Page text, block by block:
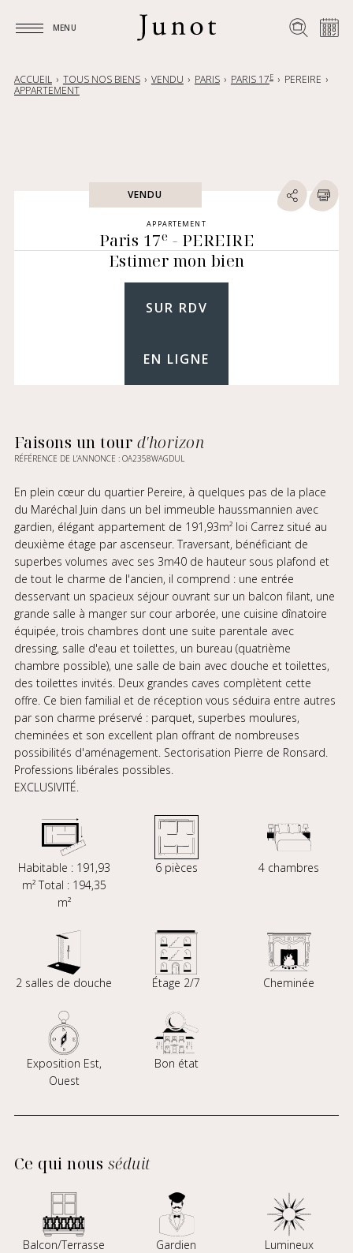
MENU
ACCUEIL TOUS NOS BIENS VENDU PARIS PARIS 17E
PEREIRE
APPARTEMENT
VENDU
APPARTEMENT
Paris 17e - PEREIRE
Estimer mon bien
SUR RDV
EN LIGNE
Faisons un tour d'horizon
RÉFÉRENCE DE L’ANNONCE : OA2358WAGDUL
En plein cœur du quartier Pereire, à quelques pas de la place
du Maréchal Juin dans un bel immeuble haussmannien avec
gardien, élégant appartement de 191,93m² loi Carrez situé au
deuxième étage par ascenseur. Traversant, bénéficiant de
superbes volumes avec ses 3m40 de hauteur sous plafond et
de tout le charme de l'ancien, il comprend : une entrée
desservant un spacieux séjour ouvrant sur un balcon filant, une
grande salle à manger sur cour arborée, une cuisine dînatoire
équipée, trois chambres dont une suite parentale avec
dressing, salle d'eau et toilettes, un bureau (quatrième
chambre possible), une salle de bain avec douche et toilettes,
des toilettes invités. Deux grandes caves complètent cette
offre. Ce bien familial et de réception vous séduira entre autres
par son charme préservé : parquet, superbes moulures,
cheminées et son excellent plan offrant de nombreuses
possibilités d'aménagement. Sectorisation Pierre de Ronsard.
Professions libérales possibles.
EXCLUSIVITÉ.
Habitable : 191,93
m² Total : 194,35
m²
6 pièces 4 chambres
2 salles de douche Étage 2/7 Cheminée
Exposition Est,
Ouest
Bon état
Ce qui nous séduit
Balcon/Terrasse Gardien Lumineux